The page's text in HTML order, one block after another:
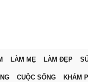
LÀM MẸ LÀM ĐẸP
CUỘC SỐNG KHÁM